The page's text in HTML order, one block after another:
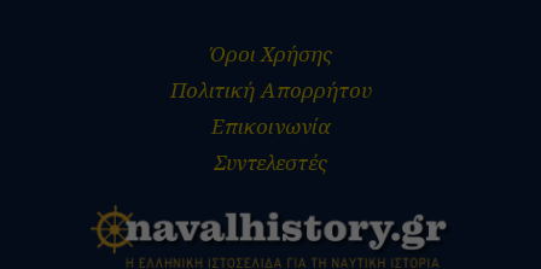
Όροι Χρήσης
Πολιτική Απορρήτου
Επικοινωνία
Συντελεστές